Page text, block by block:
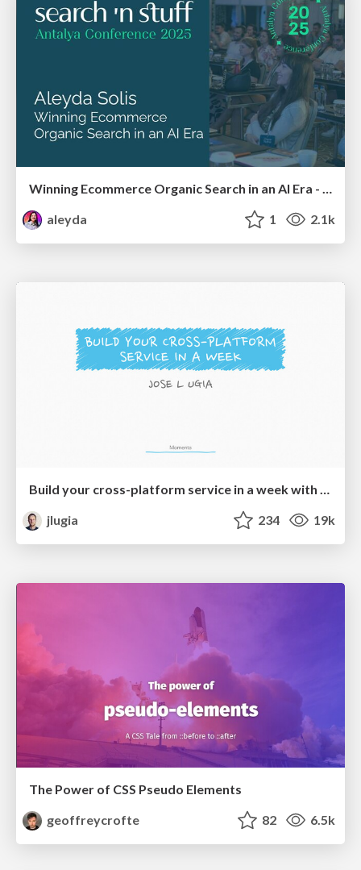
Winning Ecommerce Organic Search in an AI Era - #searchnstuff2025
aleyda
1 2.1k
jlugia
234 19k
The Power of CSS Pseudo Elements
geoffreycrofte
82 6.5k